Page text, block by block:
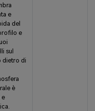
e
del
e
sul
dietro di
è
e